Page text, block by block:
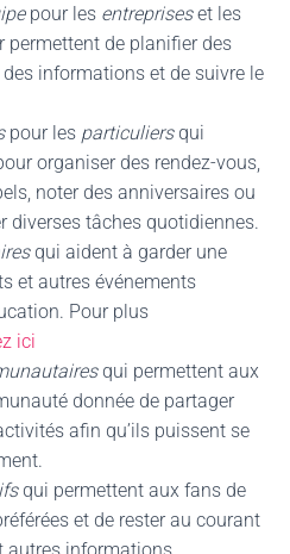
pour les entrepriseset les
permettent de planifier des
informations et de suivre le
pour les particuliersqui
organiser des rendez-vous,
noter des anniversaires ou
diverses tâches quotidiennes.
qui aident à garder une
et autres événements
Pour plus
ici
qui permettent aux
donnée de partager
afin qu’ils puissent se
qui permettent aux fans de
et de rester au courant